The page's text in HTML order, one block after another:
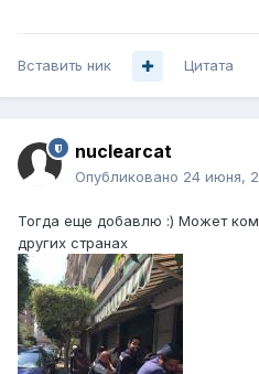
Вставить ник Цитата
nuclearcat
Опубликовано 24 июня,
Тогда еще добавлю :) Может
других странах